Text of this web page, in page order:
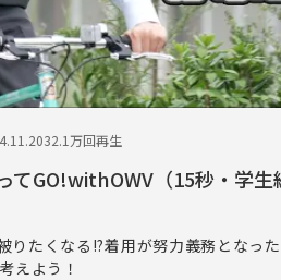
32.1万回再生
てGO!withOWV（15秒・学
りたくなる!?着用が努力義務となっ
えよう！